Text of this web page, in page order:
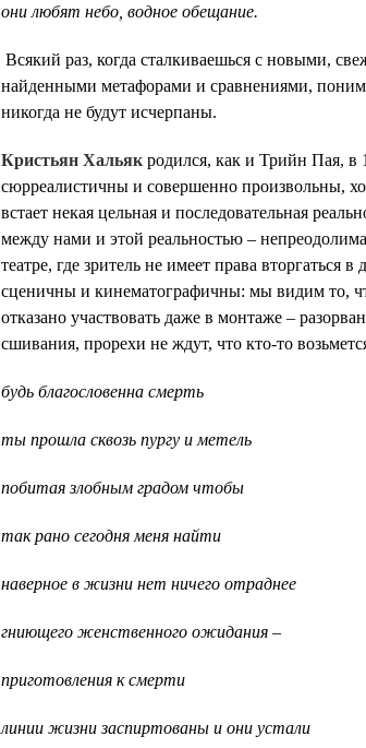
они любят небо водное обещание.
Всякий раз, когда сталкиваешься с новыми,
найденными метафорами и сравнениями,
никогда не будут исчерпаны.
Кристьян Хальяк родился, как и Трийн Пая, в
сюрреалистичны и совершенно произвольны,
встает некая цельная и последовательная
между нами и этой реальностью –
театре, где зритель не имеет права вторгаться
сценичны и кинематографичны: мы видим то,
отказано участвовать даже в монтаже –
сшивания, прорехи не ждут, что кто-то
будь благословенна смерть
ты прошла сквозь пургу и метель
побитая злобным градом чтобы
так рано сегодня меня найти
наверное в жизни нет ничего отраднее
гниющего женственного ожидания –
приготовления к смерти
линии жизни заспиртованы и они устали